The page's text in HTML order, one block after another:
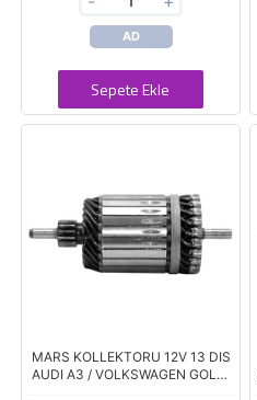
AD
Sepete Ekle
MARS KOLLEKTORU 12V 13 DIS
AUDI A3 / VOLKSWAGEN GOLF-